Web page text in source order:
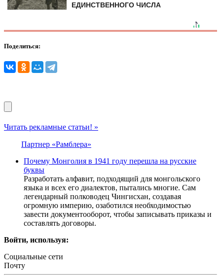
ЕДИНСТВЕННОГО ЧИСЛА
Поделиться:
Читать рекламные статьи! »
Партнер «Рамблера»
Почему Монголия в 1941 году перешла на русские
буквы
Разработать алфавит, подходящий для монгольского
языка и всех его диалектов, пытались многие. Сам
легендарный полководец Чингисхан, создавая
огромную империю, озаботился необходимостью
завести документооборот, чтобы записывать приказы и
составлять договоры.
Войти, используя:
Социальные сети
Почту